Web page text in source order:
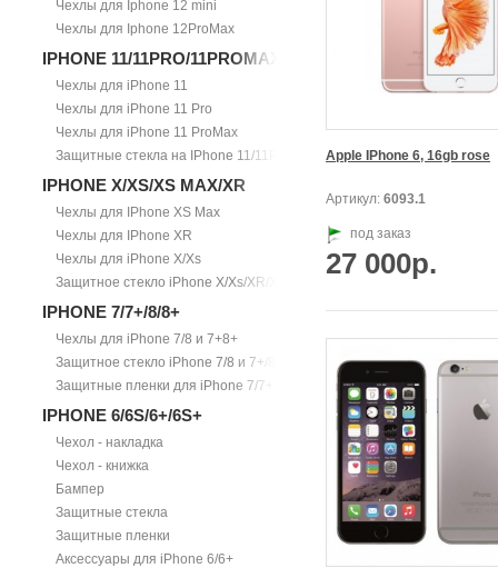
Чехлы для Iphone 12 mini
Чехлы для Iphone 12ProMax
IPHONE 11/11PRO/11PROMAX
Чехлы для iPhone 11
Чехлы для iPhone 11 Pro
Чехлы для iPhone 11 ProMax
Защитные стекла на IPhone 11/11Pro/11ProMax
IPHONE X/XS/XS MAX/XR
Чехлы для IPhone XS Max
Чехлы для IPhone XR
Чехлы для iPhone X/Xs
Защитное стекло iPhone X/Xs/XR/Xs Max
IPHONE 7/7+/8/8+
Чехлы для iPhone 7/8 и 7+8+
Защитное стекло iPhone 7/8 и 7+/8+
Защитные пленки для iPhone 7/7+
IPHONE 6/6S/6+/6S+
Чехол - накладка
Чехол - книжка
Бампер
Защитные стекла
Защитные пленки
Аксессуары для iPhone 6/6+
Apple IPhone 6, 16gb rose
Артикул: 6093.1
под заказ
27 000р.